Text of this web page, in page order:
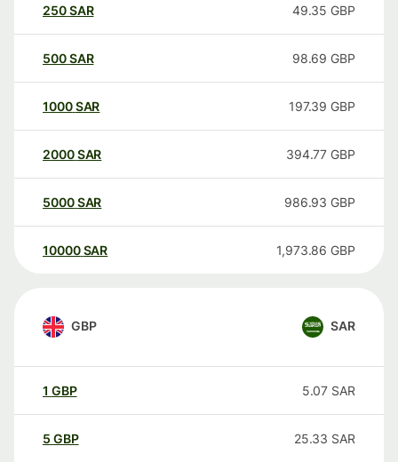
250SAR 49.35 GBP
500SAR 98.69 GBP
1000SAR 197.39 GBP
2000SAR 394.77 GBP
5000SAR 986.93 GBP
10000 SAR 1,973.86 GBP
GBP SAR
1 GBP 5.07 SAR
5 GBP 25.33 SAR